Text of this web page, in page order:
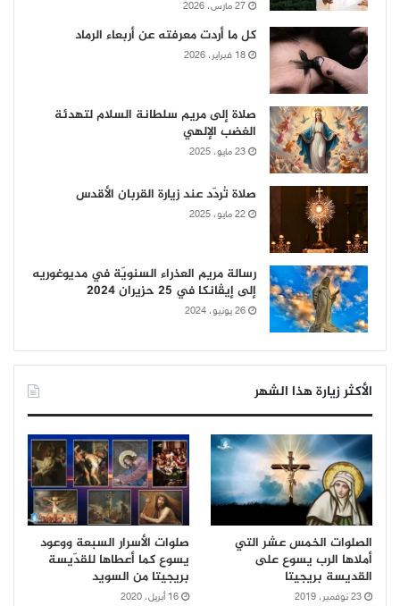
27 مارس، 2026
كل ما أردت معرفته عن أربعاء الرماد
18 فبراير، 2026
صلاة إلى مريم سلطانة السلام لتهدئة
الغضب الإلهي
23 مايو، 2025
صلاة تُردّد عند زيارة القربان الأقدس
22 مايو، 2025
رسالة مريم العذراء السنويّة في مديوغوريه
إلى إيڤانكا في 25 حزيران 2024
26 يونيو، 2024
الأكثر زيارة هذا الشهر
الصلوات الخمس عشر التي
أملاها الرب يسوع على
القديسة بريجيتا
23 نوفمبر، 2019
صلوات الأسرار السبعة ووعود
يسوع كما أعطاها للقدّيسة
بريجيتا من السويد
16 أبريل، 2020